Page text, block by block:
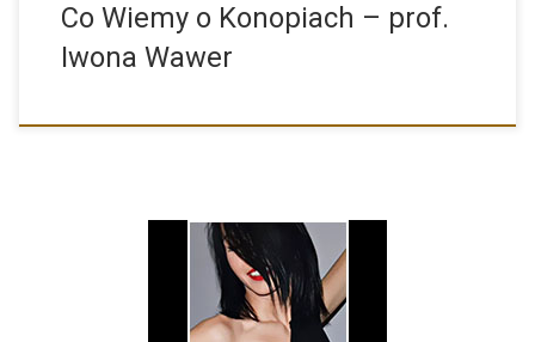
Co Wiemy o Konopiach – prof.
Iwona Wawer